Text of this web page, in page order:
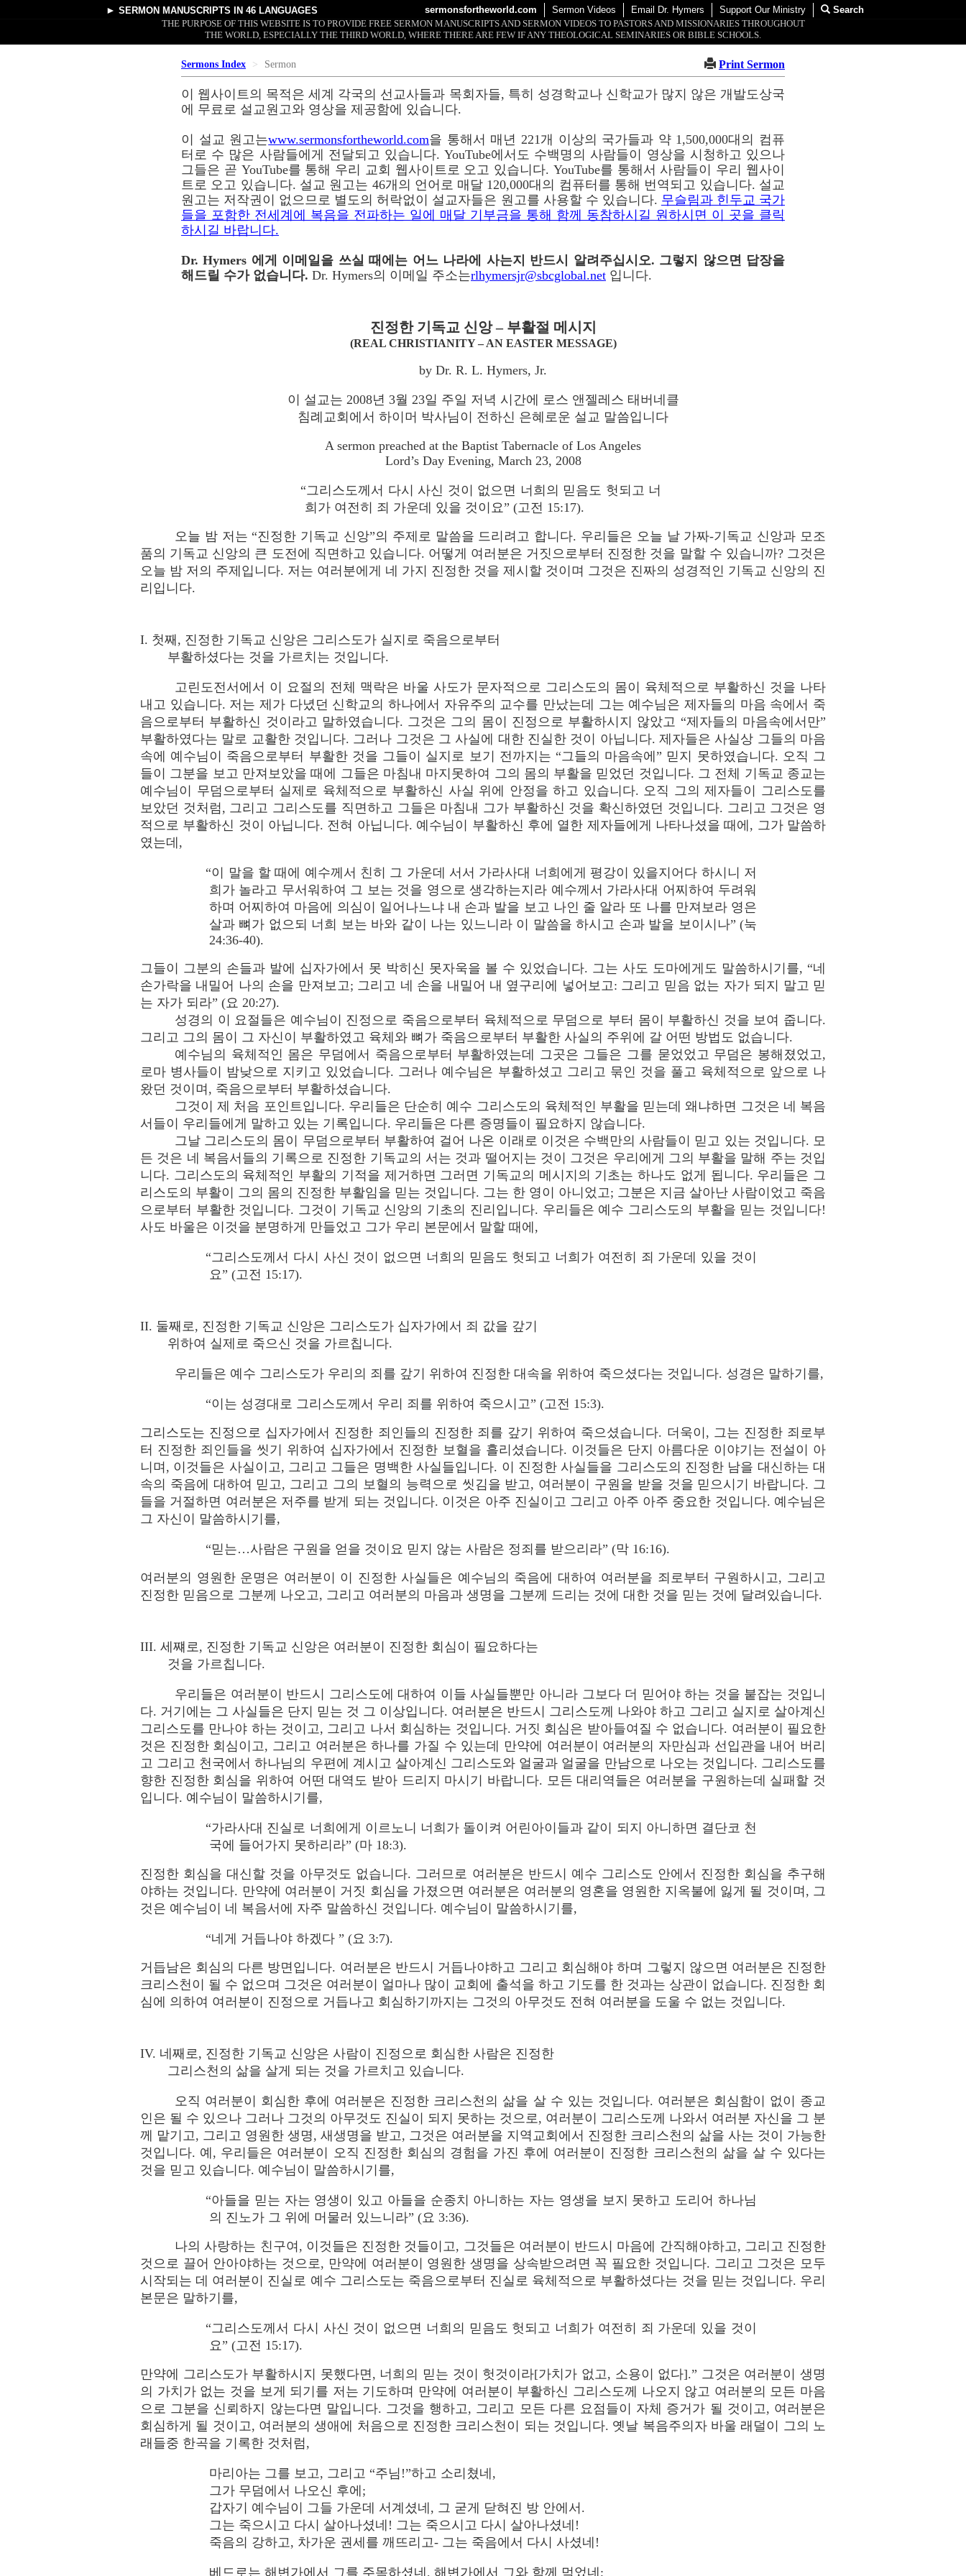
► SERMON MANUSCRIPTS IN 46 LANGUAGES sermonsfortheworld.com Sermon Videos Email Dr. Hymers Support Our Ministry
Search
THE PURPOSE OF THIS WEBSITE IS TO PROVIDE FREE SERMON MANUSCRIPTS AND SERMON VIDEOS TO PASTORS AND MISSIONARIES THROUGHOUT
THE WORLD, ESPECIALLY THE THIRD WORLD, WHERE THERE ARE FEW IF ANY THEOLOGICAL SEMINARIES OR BIBLE SCHOOLS.
Sermons Index Sermon Print Sermon
이 웹사이트의 목적은 세계 각국의 선교사들과 목회자들, 특히 성경학교나 신학교가 많지 않은 개발도상국
에 무료로 설교원고와 영상을 제공함에 있습니다.
이 설교 원고는www.sermonsfortheworld.com을 통해서 매년 221개 이상의 국가들과 약 1,500,000대의 컴퓨
터로 수 많은 사람들에게 전달되고 있습니다. YouTube에서도 수백명의 사람들이 영상을 시청하고 있으나
그들은 곧 YouTube를 통해 우리 교회 웹사이트로 오고 있습니다. YouTube를 통해서 사람들이 우리 웹사이
트로 오고 있습니다. 설교 원고는 46개의 언어로 매달 120,000대의 컴퓨터를 통해 번역되고 있습니다. 설교
원고는 저작권이 없으므로 별도의 허락없이 설교자들은 원고를 사용할 수 있습니다. 무슬림과 힌두교 국가
들을 포함한 전세계에 복음을 전파하는 일에 매달 기부금을 통해 함께 동참하시길 원하시면 이 곳을 클릭
하시길 바랍니다.
Dr. Hymers 에게 이메일을 쓰실 때에는 어느 나라에 사는지 반드시 알려주십시오. 그렇지 않으면 답장을
해드릴 수가 없습니다. Dr. Hymers의 이메일 주소는rlhymersjr@sbcglobal.net 입니다.
진정한 기독교 신앙 – 부활절 메시지
(REAL CHRISTIANITY – AN EASTER MESSAGE)
by Dr. R. L. Hymers, Jr.
이 설교는 2008년 3월 23일 주일 저녁 시간에 로스 앤젤레스 태버네클
침례교회에서 하이머 박사님이 전하신 은혜로운 설교 말씀입니다
A sermon preached at the Baptist Tabernacle of Los Angeles
Lord’s Day Evening, March 23, 2008
“그리스도께서 다시 사신 것이 없으면 너희의 믿음도 헛되고 너
희가 여전히 죄 가운데 있을 것이요” (고전 15:17).
오늘 밤 저는 “진정한 기독교 신앙”의 주제로 말씀을 드리려고 합니다. 우리들은 오늘 날 가짜-기독교 신앙과 모조
품의 기독교 신앙의 큰 도전에 직면하고 있습니다. 어떻게 여러분은 거짓으로부터 진정한 것을 말할 수 있습니까? 그것은
오늘 밤 저의 주제입니다. 저는 여러분에게 네 가지 진정한 것을 제시할 것이며 그것은 진짜의 성경적인 기독교 신앙의 진
리입니다.
I. 첫째, 진정한 기독교 신앙은 그리스도가 실지로 죽음으로부터
부활하셨다는 것을 가르치는 것입니다.
고린도전서에서 이 요절의 전체 맥락은 바울 사도가 문자적으로 그리스도의 몸이 육체적으로 부활하신 것을 나타
내고 있습니다. 저는 제가 다녔던 신학교의 하나에서 자유주의 교수를 만났는데 그는 예수님은 제자들의 마음 속에서 죽
음으로부터 부활하신 것이라고 말하였습니다. 그것은 그의 몸이 진정으로 부활하시지 않았고 “제자들의 마음속에서만”
부활하였다는 말로 교활한 것입니다. 그러나 그것은 그 사실에 대한 진실한 것이 아닙니다. 제자들은 사실상 그들의 마음
속에 예수님이 죽음으로부터 부활한 것을 그들이 실지로 보기 전까지는 “그들의 마음속에” 믿지 못하였습니다. 오직 그
들이 그분을 보고 만져보았을 때에 그들은 마침내 마지못하여 그의 몸의 부활을 믿었던 것입니다. 그 전체 기독교 종교는
예수님이 무덤으로부터 실제로 육체적으로 부활하신 사실 위에 안정을 하고 있습니다. 오직 그의 제자들이 그리스도를
보았던 것처럼, 그리고 그리스도를 직면하고 그들은 마침내 그가 부활하신 것을 확신하였던 것입니다. 그리고 그것은 영
적으로 부활하신 것이 아닙니다. 전혀 아닙니다. 예수님이 부활하신 후에 열한 제자들에게 나타나셨을 때에, 그가 말씀하
였는데,
“이 말을 할 때에 예수께서 친히 그 가운데 서서 가라사대 너희에게 평강이 있을지어다 하시니 저
희가 놀라고 무서워하여 그 보는 것을 영으로 생각하는지라 예수께서 가라사대 어찌하여 두려워
하며 어찌하여 마음에 의심이 일어나느냐 내 손과 발을 보고 나인 줄 알라 또 나를 만져보라 영은
살과 뼈가 없으되 너희 보는 바와 같이 나는 있느니라 이 말씀을 하시고 손과 발을 보이시나” (눅
24:36-40).
그들이 그분의 손들과 발에 십자가에서 못 박히신 못자욱을 볼 수 있었습니다. 그는 사도 도마에게도 말씀하시기를, “네
손가락을 내밀어 나의 손을 만져보고; 그리고 네 손을 내밀어 내 옆구리에 넣어보고: 그리고 믿음 없는 자가 되지 말고 믿
는 자가 되라” (요 20:27).
성경의 이 요절들은 예수님이 진정으로 죽음으로부터 육체적으로 무덤으로 부터 몸이 부활하신 것을 보여 줍니다.
그리고 그의 몸이 그 자신이 부활하였고 육체와 뼈가 죽음으로부터 부활한 사실의 주위에 갈 어떤 방법도 없습니다.
예수님의 육체적인 몸은 무덤에서 죽음으로부터 부활하였는데 그곳은 그들은 그를 묻었었고 무덤은 봉해졌었고,
로마 병사들이 밤낮으로 지키고 있었습니다. 그러나 예수님은 부활하셨고 그리고 묶인 것을 풀고 육체적으로 앞으로 나
왔던 것이며, 죽음으로부터 부활하셨습니다.
그것이 제 처음 포인트입니다. 우리들은 단순히 예수 그리스도의 육체적인 부활을 믿는데 왜냐하면 그것은 네 복음
서들이 우리들에게 말하고 있는 기록입니다. 우리들은 다른 증명들이 필요하지 않습니다.
그날 그리스도의 몸이 무덤으로부터 부활하여 걸어 나온 이래로 이것은 수백만의 사람들이 믿고 있는 것입니다. 모
든 것은 네 복음서들의 기록으로 진정한 기독교의 서는 것과 떨어지는 것이 그것은 우리에게 그의 부활을 말해 주는 것입
니다. 그리스도의 육체적인 부활의 기적을 제거하면 그러면 기독교의 메시지의 기초는 하나도 없게 됩니다. 우리들은 그
리스도의 부활이 그의 몸의 진정한 부활임을 믿는 것입니다. 그는 한 영이 아니었고; 그분은 지금 살아난 사람이었고 죽음
으로부터 부활한 것입니다. 그것이 기독교 신앙의 기초의 진리입니다. 우리들은 예수 그리스도의 부활을 믿는 것입니다!
사도 바울은 이것을 분명하게 만들었고 그가 우리 본문에서 말할 때에,
“그리스도께서 다시 사신 것이 없으면 너희의 믿음도 헛되고 너희가 여전히 죄 가운데 있을 것이
요” (고전 15:17).
II. 둘째로, 진정한 기독교 신앙은 그리스도가 십자가에서 죄 값을 갚기
위하여 실제로 죽으신 것을 가르칩니다.
우리들은 예수 그리스도가 우리의 죄를 갚기 위하여 진정한 대속을 위하여 죽으셨다는 것입니다. 성경은 말하기를,
“이는 성경대로 그리스도께서 우리 죄를 위하여 죽으시고” (고전 15:3).
그리스도는 진정으로 십자가에서 진정한 죄인들의 진정한 죄를 갚기 위하여 죽으셨습니다. 더욱이, 그는 진정한 죄로부
터 진정한 죄인들을 씻기 위하여 십자가에서 진정한 보혈을 흘리셨습니다. 이것들은 단지 아름다운 이야기는 전설이 아
니며, 이것들은 사실이고, 그리고 그들은 명백한 사실들입니다. 이 진정한 사실들을 그리스도의 진정한 남을 대신하는 대
속의 죽음에 대하여 믿고, 그리고 그의 보혈의 능력으로 씻김을 받고, 여러분이 구원을 받을 것을 믿으시기 바랍니다. 그
들을 거절하면 여러분은 저주를 받게 되는 것입니다. 이것은 아주 진실이고 그리고 아주 아주 중요한 것입니다. 예수님은
그 자신이 말씀하시기를,
“믿는…사람은 구원을 얻을 것이요 믿지 않는 사람은 정죄를 받으리라” (막 16:16).
여러분의 영원한 운명은 여러분이 이 진정한 사실들은 예수님의 죽음에 대하여 여러분을 죄로부터 구원하시고, 그리고
진정한 믿음으로 그분께 나오고, 그리고 여러분의 마음과 생명을 그분께 드리는 것에 대한 것을 믿는 것에 달려있습니다.
III. 세쨰로, 진정한 기독교 신앙은 여러분이 진정한 회심이 필요하다는
것을 가르칩니다.
우리들은 여러분이 반드시 그리스도에 대하여 이들 사실들뿐만 아니라 그보다 더 믿어야 하는 것을 붙잡는 것입니
다. 거기에는 그 사실들은 단지 믿는 것 그 이상입니다. 여러분은 반드시 그리스도께 나와야 하고 그리고 실지로 살아계신
그리스도를 만나야 하는 것이고, 그리고 나서 회심하는 것입니다. 거짓 회심은 받아들여질 수 없습니다. 여러분이 필요한
것은 진정한 회심이고, 그리고 여러분은 하나를 가질 수 있는데 만약에 여러분이 여러분의 자만심과 선입관을 내어 버리
고 그리고 천국에서 하나님의 우편에 계시고 살아계신 그리스도와 얼굴과 얼굴을 만남으로 나오는 것입니다. 그리스도를
향한 진정한 회심을 위하여 어떤 대역도 받아 드리지 마시기 바랍니다. 모든 대리역들은 여러분을 구원하는데 실패할 것
입니다. 예수님이 말씀하시기를,
“가라사대 진실로 너희에게 이르노니 너희가 돌이켜 어린아이들과 같이 되지 아니하면 결단코 천
국에 들어가지 못하리라” (마 18:3).
진정한 회심을 대신할 것을 아무것도 없습니다. 그러므로 여러분은 반드시 예수 그리스도 안에서 진정한 회심을 추구해
야하는 것입니다. 만약에 여러분이 거짓 회심을 가졌으면 여러분은 여러분의 영혼을 영원한 지옥불에 잃게 될 것이며, 그
것은 예수님이 네 복음서에 자주 말씀하신 것입니다. 예수님이 말씀하시기를,
“네게 거듭나야 하겠다 ” (요 3:7).
거듭남은 회심의 다른 방면입니다. 여러분은 반드시 거듭나야하고 그리고 회심해야 하며 그렇지 않으면 여러분은 진정한
크리스천이 될 수 없으며 그것은 여러분이 얼마나 많이 교회에 출석을 하고 기도를 한 것과는 상관이 없습니다. 진정한 회
심에 의하여 여러분이 진정으로 거듭나고 회심하기까지는 그것의 아무것도 전혀 여러분을 도울 수 없는 것입니다.
IV. 네째로, 진정한 기독교 신앙은 사람이 진정으로 회심한 사람은 진정한
그리스천의 삶을 살게 되는 것을 가르치고 있습니다.
오직 여러분이 회심한 후에 여러분은 진정한 크리스천의 삶을 살 수 있는 것입니다. 여러분은 회심함이 없이 종교
인은 될 수 있으나 그러나 그것의 아무것도 진실이 되지 못하는 것으로, 여러분이 그리스도께 나와서 여러분 자신을 그 분
께 맡기고, 그리고 영원한 생명, 새생명을 받고, 그것은 여러분을 지역교회에서 진정한 크리스천의 삶을 사는 것이 가능한
것입니다. 예, 우리들은 여러분이 오직 진정한 회심의 경험을 가진 후에 여러분이 진정한 크리스천의 삶을 살 수 있다는
것을 믿고 있습니다. 예수님이 말씀하시기를,
“아들을 믿는 자는 영생이 있고 아들을 순종치 아니하는 자는 영생을 보지 못하고 도리어 하나님
의 진노가 그 위에 머물러 있느니라” (요 3:36).
나의 사랑하는 친구여, 이것들은 진정한 것들이고, 그것들은 여러분이 반드시 마음에 간직해야하고, 그리고 진정한
것으로 끌어 안아야하는 것으로, 만약에 여러분이 영원한 생명을 상속받으려면 꼭 필요한 것입니다. 그리고 그것은 모두
시작되는 데 여러분이 진실로 예수 그리스도는 죽음으로부터 진실로 육체적으로 부활하셨다는 것을 믿는 것입니다. 우리
본문은 말하기를,
“그리스도께서 다시 사신 것이 없으면 너희의 믿음도 헛되고 너희가 여전히 죄 가운데 있을 것이
요” (고전 15:17).
만약에 그리스도가 부활하시지 못했다면, 너희의 믿는 것이 헛것이라[가치가 없고, 소용이 없다].” 그것은 여러분이 생명
의 가치가 없는 것을 보게 되기를 저는 기도하며 만약에 여러분이 부활하신 그리스도께 나오지 않고 여러분의 모든 마음
으로 그분을 신뢰하지 않는다면 말입니다. 그것을 행하고, 그리고 모든 다른 요점들이 자체 증거가 될 것이고, 여러분은
회심하게 될 것이고, 여러분의 생애에 처음으로 진정한 크리스천이 되는 것입니다. 옛날 복음주의자 바울 래덜이 그의 노
래들중 한곡을 기록한 것처럼,
마리아는 그를 보고, 그리고 “주님!”하고 소리쳤네,
그가 무덤에서 나오신 후에;
갑자기 예수님이 그들 가운데 서계셨네, 그 굳게 닫혀진 방 안에서.
그는 죽으시고 다시 살아나셨네! 그는 죽으시고 다시 살아나셨네!
죽음의 강하고, 차가운 권세를 깨뜨리고- 그는 죽음에서 다시 사셨네!
베드로는 해변가에서 그를 주목하셨네, 해변가에서 그와 함께 먹었네;